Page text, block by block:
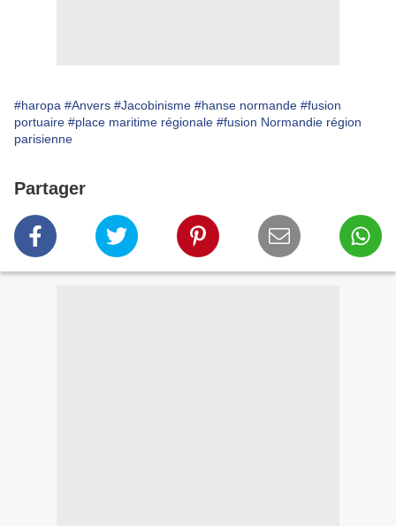
#haropa #Anvers #Jacobinisme #hanse normande #fusion
portuaire #place maritime régionale #fusion Normandie région
parisienne
Partager